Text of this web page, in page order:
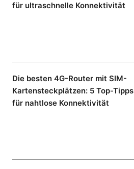
für ultraschnelle Konnektivität
Die besten 4G-Router mit SIM-
Kartensteckplätzen: 5 Top-Tipps
für nahtlose Konnektivität